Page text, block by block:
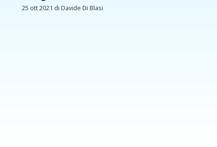
25 ott 2021 di Davide Di Blasi